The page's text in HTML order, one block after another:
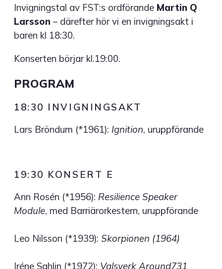
Invigningstal av FST:s ordförande Martin Q
Larsson – därefter hör vi en invigningsakt i
baren kl 18:30.
Konserten börjar kl.19:00.
PROGRAM
18:30 INVIGNINGSAKT
Lars Bröndum (*1961): Ignition, uruppförande
19:30 KONSERT E
Ann Rosén (*1956): Resilience Speaker
Module, med Barriärorkestern, uruppförande
Leo Nilsson (*1939):Skorpionen (1964)
Iréne Sahlin (*1972): Valsverk Around731